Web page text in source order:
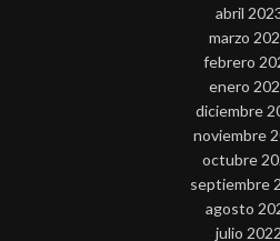
abril
marzo
febrero
enero
diciembre
noviembre
octubre
septiembre
agosto
julio 2022